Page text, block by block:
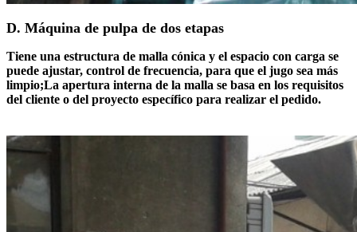
D. Máquina de pulpa de dos etapas
Tiene una estructura de malla cónica y el espacio con carga se
puede ajustar, control de frecuencia, para que el jugo sea más
limpio;La apertura interna de la malla se basa en los requisitos
del cliente o del proyecto específico para realizar el pedido.